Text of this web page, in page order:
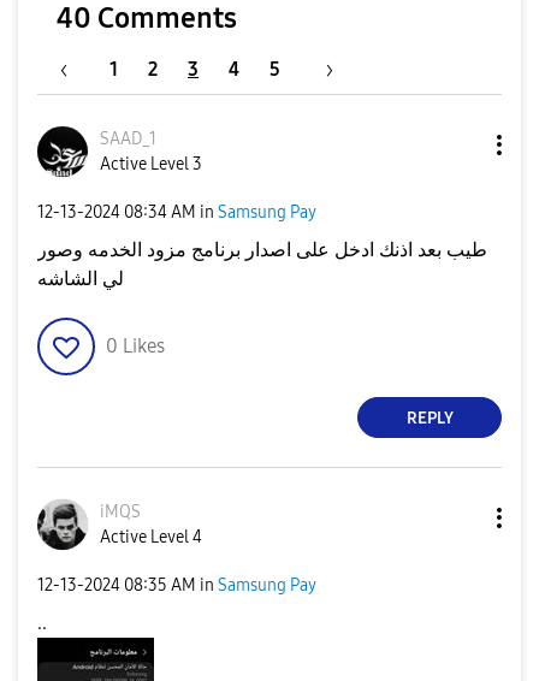
40 Comments
1 2 3 4 5
SAAD_1
Active Level 3
‎12-13-2024 08:34 AM in Samsung Pay
طيب بعد اذنك ادخل على اصدار برنامج مزود الخدمه وصور
لي الشاشه
0 Likes
REPLY
iMQS
Active Level 4
‎12-13-2024 08:35 AM in Samsung Pay
..